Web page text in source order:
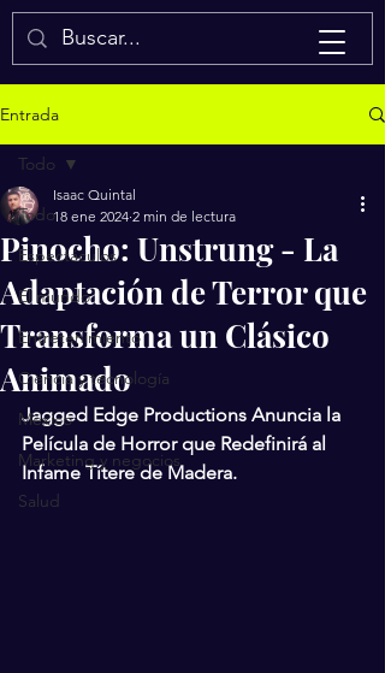
Isaac Quintal
Entrada
Todo
Espectáculos
El mundo
Entretenimiento
Ciencia y tecnología
México
Marketing y negocios
Salud
Todo
Pinocho: Unstrung - La
Adaptación de Terror que
Transforma un Clásico
Animado
Isaac Quintal
18 ene 2024 2 min de lectura
Jagged Edge Productions Anuncia la
Película de Horror que Redefinirá al
Infame Títere de Madera.